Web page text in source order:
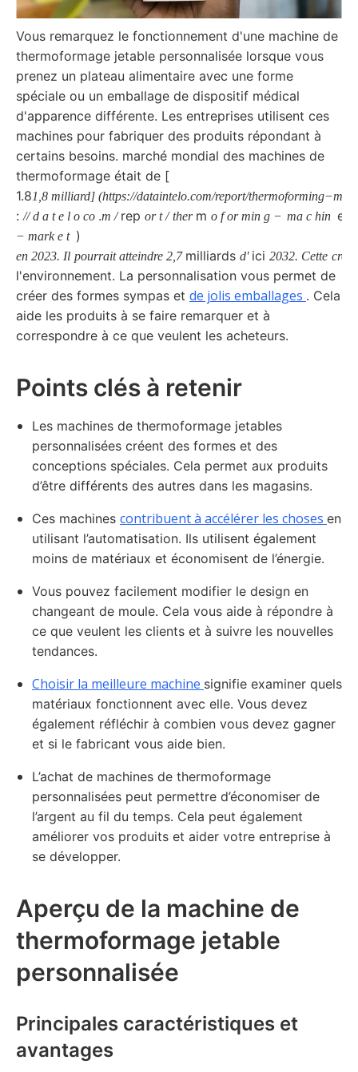
Vous remarquez le fonctionnement d'une machine de
thermoformage jetable personnalisée lorsque vous
prenez un plateau alimentaire avec une forme
spéciale ou un emballage de dispositif médical
d'apparence différente. Les entreprises utilisent ces
machines pour fabriquer des produits répondant à
certains besoins. marché mondial des machines de
thermoformage était de [
e
1.81,8 milliard] (https://dataintelo.com/report/
: //d a te l o co .m/report/ther m o forming − ma chin es
− marke t )
en 2023. Il pourraitatteindre 2,7 milliards d' ici 2032. Cette
l'environnement. La personnalisation vous permet de
créer des formes sympas et de jolis emballages . Cela
aide les produits à se faire remarquer et à
correspondre à ce que veulent les acheteurs.
Points clés à retenir
Les machines de thermoformage jetables
personnalisées créent des formes et des
conceptions spéciales. Cela permet aux produits
d’être différents des autres dans les magasins.
Ces machines contribuent à accélérer les choses en
utilisant l’automatisation. Ils utilisent également
moins de matériaux et économisent de l’énergie.
Vous pouvez facilement modifier le design en
changeant de moule. Cela vous aide à répondre à
ce que veulent les clients et à suivre les nouvelles
tendances.
Choisir la meilleure machine signifie examiner quels
matériaux fonctionnent avec elle. Vous devez
également réfléchir à combien vous devez gagner
et si le fabricant vous aide bien.
L’achat de machines de thermoformage
personnalisées peut permettre d’économiser de
l’argent au fil du temps. Cela peut également
améliorer vos produits et aider votre entreprise à
se développer.
Aperçu de la machine de
thermoformage jetable
personnalisée
Principales caractéristiques et
avantages